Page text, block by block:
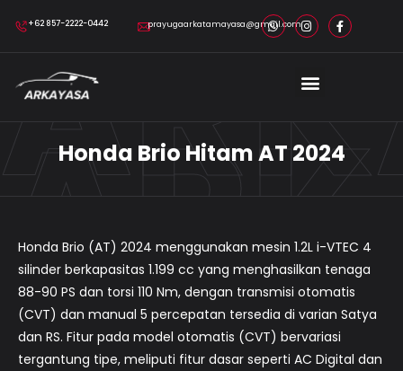
+62 857-2222-0442 prayugaarkatamayasa@gmail.com
Honda Brio Hitam AT 2024
Honda Brio (AT) 2024 menggunakan mesin 1.2L i-VTEC 4
silinder berkapasitas 1.199 cc yang menghasilkan tenaga
88-90 PS dan torsi 110 Nm, dengan transmisi otomatis
(CVT) dan manual 5 percepatan tersedia di varian Satya
dan RS. Fitur pada model otomatis (CVT) bervariasi
tergantung tipe, meliputi fitur dasar seperti AC Digital dan